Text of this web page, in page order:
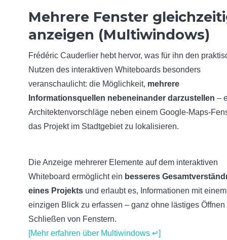
Mehrere Fenster
anzeigen (Multiwindows)
Frédéric Cauderlier hebt hervor, was für ihn den
Nutzen des interaktiven Whiteboards besonders
veranschaulicht: die Möglichkeit, mehrere
Informationsquellen nebeneinander darzustellen –
Architektenvorschläge neben einem Google-Maps-
das Projekt im Stadtgebiet zu lokalisieren.
Die Anzeige mehrerer Elemente auf dem interaktiven
Whiteboard ermöglicht ein besseres
eines Projekts und erlaubt es, Informationen mit einem
einzigen Blick zu erfassen – ganz ohne lästiges Öffnen
Schließen von Fenstern.
[Mehr erfahren über Multiwindows ↵]